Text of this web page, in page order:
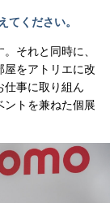
てください。
それと同時に、
屋をアトリエに改
仕事に取り組ん
ントを兼ねた個展